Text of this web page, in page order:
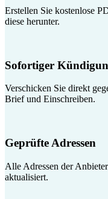
Erstellen Sie kostenlose
diese herunter.
Sofortiger
Verschicken Sie direkt
Brief und Einschreiben.
Geprüfte Adressen
Alle Adressen der
aktualisiert.